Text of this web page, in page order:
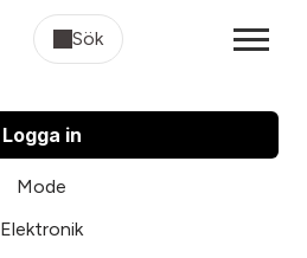
Sök
Logga in
Mode
Elektronik